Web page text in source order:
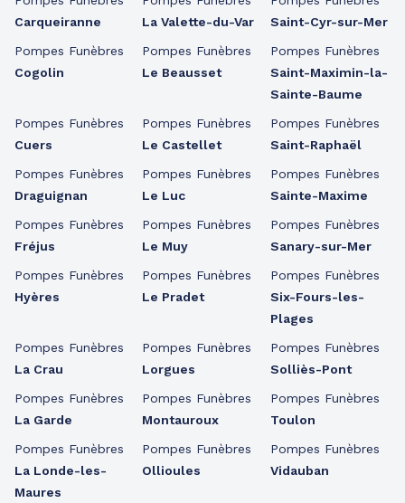
Carqueiranne
Pompes Funèbres
Cogolin
Pompes Funèbres
Cuers
Pompes Funèbres
Draguignan
Pompes Funèbres
Fréjus
Pompes Funèbres
Hyères
Pompes Funèbres
La Crau
Pompes Funèbres
La Garde
Pompes Funèbres
La Londe-les-
Maures
La Valette-du-Var
Pompes Funèbres
Le Beausset
Pompes Funèbres
Le Castellet
Pompes Funèbres
Le Luc
Pompes Funèbres
Le Muy
Pompes Funèbres
Le Pradet
Pompes Funèbres
Lorgues
Pompes Funèbres
Montauroux
Pompes Funèbres
Ollioules
Saint-Cyr-sur-Mer
Pompes Funèbres
Saint-Maximin-la-
Sainte-Baume
Pompes Funèbres
Saint-Raphaël
Pompes Funèbres
Sainte-Maxime
Pompes Funèbres
Sanary-sur-Mer
Pompes Funèbres
Six-Fours-les-
Plages
Pompes Funèbres
Solliès-Pont
Pompes Funèbres
Toulon
Pompes Funèbres
Vidauban